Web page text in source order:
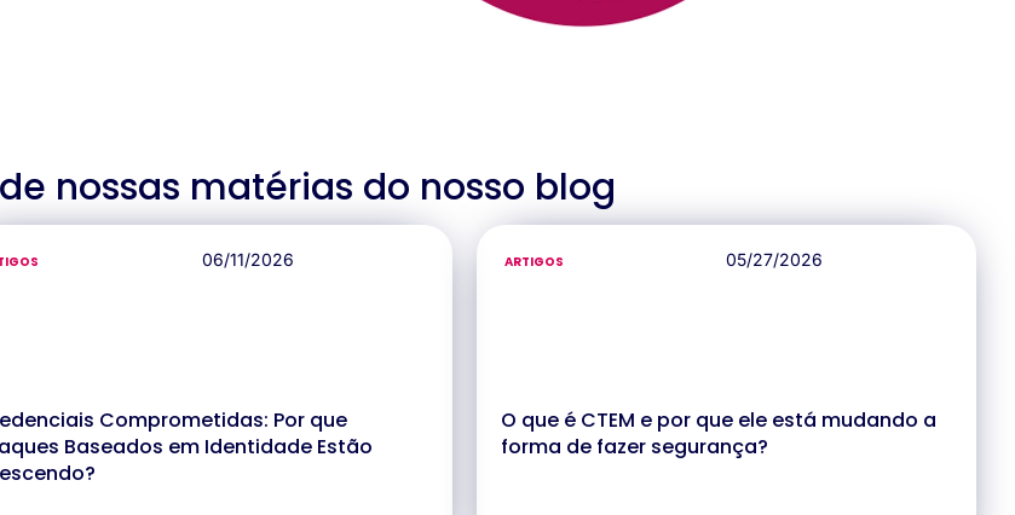
nossas matérias do nosso blog
06/11/2026
Comprometidas: Por que
Baseados em Identidade Estão
ARTIGOS 05/27/2026
O que é CTEM e por que ele está mudando a
forma de fazer segurança?